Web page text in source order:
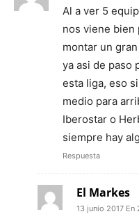
Al a ver 5
nos viene bien
montar un
ya asi de paso
esta liga, eso
medio para
Iberostar o
siempre hay
Respuesta
El Markes
13 junio 2017 En